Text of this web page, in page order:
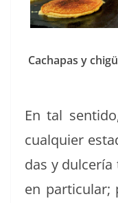
Cacha­pas y
En tal
cualquier
das y
en par­tic­u­lar;